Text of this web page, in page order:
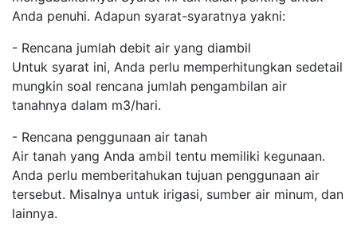
Anda penuhi. Adapun syarat-syaratnya yakni:
- Rencana jumlah debit air yang diambil
Untuk syarat ini, Anda perlu memperhitungkan sedetail
mungkin soal rencana jumlah pengambilan air
tanahnya dalam m3/hari.
- Rencana penggunaan air tanah
Air tanah yang Anda ambil tentu memiliki kegunaan.
Anda perlu memberitahukan tujuan penggunaan air
tersebut. Misalnya untuk irigasi, sumber air minum, dan
lainnya.